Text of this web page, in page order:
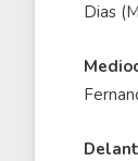
Dias